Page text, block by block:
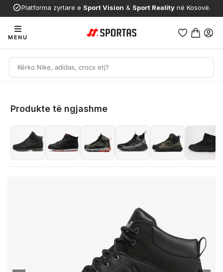
Platforma zyrtare e Sport Vision & Sport Reality në Kosovë.
MENU
Produkte të ngjashme